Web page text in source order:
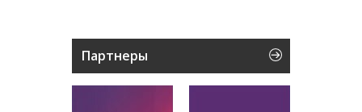
Партнеры